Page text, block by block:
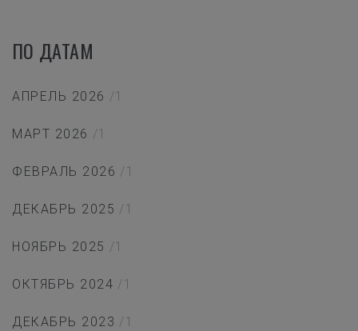
ПО ДАТАМ
АПРЕЛЬ 2026 /1
МАРТ 2026 /1
ФЕВРАЛЬ 2026 /1
ДЕКАБРЬ 2025 /1
НОЯБРЬ 2025 /1
ОКТЯБРЬ 2024 /1
ДЕКАБРЬ 2023 /1